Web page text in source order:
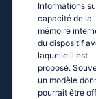
Informations
capacité de la
mémoire
du dispositif
laquelle il est
proposé.
un modèle
pourrait être